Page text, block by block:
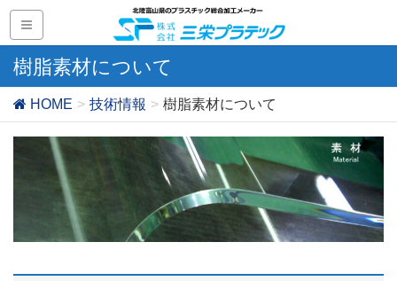
樹脂素材について
HOME 技術情報 樹脂素材について